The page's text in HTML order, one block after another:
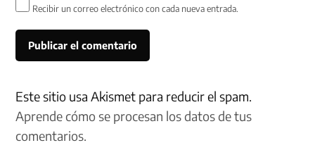
Recibir un correo electrónico con cada nueva entrada.
Este sitio usa Akismet para reducir el spam.
Aprende cómo se procesan los datos de tus
comentarios.